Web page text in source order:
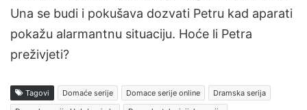
Una se budi i pokušava dozvati Petru kad aparati
pokažu alarmantnu situaciju. Hoće li Petra
preživjeti?
Tagovi Domaće serije Domace serije online
Dramska serija